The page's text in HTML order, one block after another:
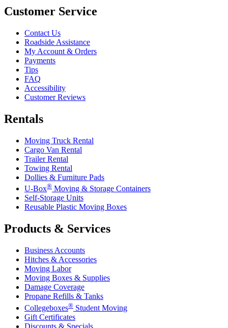
Customer Service
Contact Us
Roadside Assistance
My Account & Orders
Payments
Tips
FAQ
Accessibility
Customer Reviews
Rentals
Moving Truck Rental
Cargo Van Rental
Trailer Rental
Towing Rental
Dollies & Furniture Pads
U-Box® Moving & Storage Containers
Self-Storage Units
Reusable Plastic Moving Boxes
Products & Services
Business Accounts
Hitches & Accessories
Moving Labor
Moving Boxes & Supplies
Damage Coverage
Propane Refills & Tanks
Collegeboxes® Student Moving
Gift Certificates
Discounts & Specials